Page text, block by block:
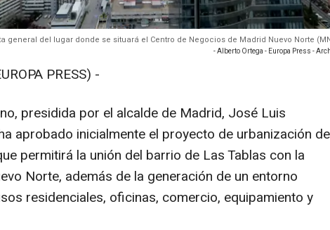
general del lugar donde se situará el Centro de Negocios de Madrid Nuevo Norte
- Alberto Ortega - Europa Press -
PRESS) -
presidida por el alcalde de Madrid, José Luis
aprobado inicialmente el proyecto de urbanización de
permitirá la unión del barrio de Las Tablas con la
Norte, además de la generación de un entorno
residenciales, oficinas, comercio, equipamiento y